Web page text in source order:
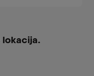
lokacija.